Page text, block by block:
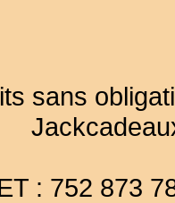
sans
: 752 873